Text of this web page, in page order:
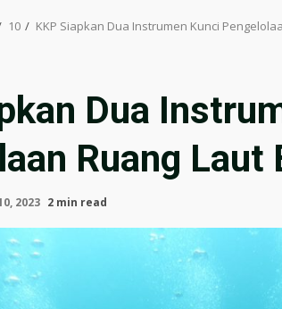
10 KKP Siapkan Dua Instrumen Kunci
Dua
Ruang Laut
2023 2 min read